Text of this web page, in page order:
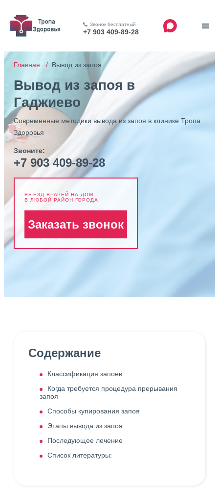
Звонок бесплатный
+7 903 409-89-28
Главная / Вывод из запоя
Вывод из запоя в
Гаджиево
Современные методики вывода из запоя в клинике Тропа
Здоровья
Звоните:
+7 903 409-89-28
ВЫЕЗД ВРАЧЕЙ НА ДОМ
В ЛЮБОЙ РАЙОН ГОРОДА
Заказать звонок
Содержание
Классификация запоев
Когда требуется процедура прерывания
запоя
Способы купирования запоя
Этапы вывода из запоя
Последующее лечение
Список литературы: